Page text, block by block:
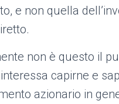
e non quella
non è questo il
capirne e
azionario in